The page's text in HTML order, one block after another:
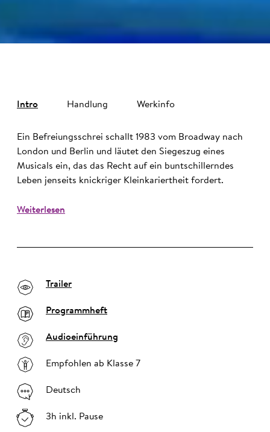
Intro Handlung Werkinfo
Ein Befreiungsschrei schallt 1983 vom Broadway nach
London und Berlin und läutet den Siegeszug eines
Musicals ein, das das Recht auf ein buntschillerndes
Leben jenseits knickriger Kleinkariertheit fordert.
Weiterlesen
Trailer
Programmheft
Audioeinführung
Empfohlen ab Klasse 7
Deutsch
3h inkl. Pause